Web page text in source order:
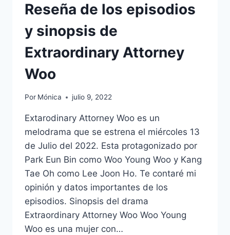
Reseña de los episodios
y sinopsis de
Extraordinary Attorney
Woo
Por Mónica julio 9, 2022
Extarodinary Attorney Woo es un
melodrama que se estrena el miércoles 13
de Julio del 2022. Esta protagonizado por
Park Eun Bin como Woo Young Woo y Kang
Tae Oh como Lee Joon Ho. Te contaré mi
opinión y datos importantes de los
episodios. Sinopsis del drama
Extraordinary Attorney Woo Woo Young
Woo es una mujer con…